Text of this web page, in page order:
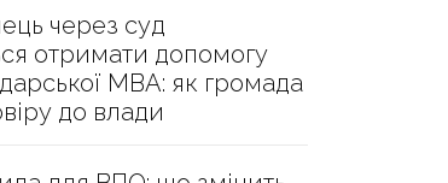
через суд
отримати допомогу
МВА: як громада
до влади